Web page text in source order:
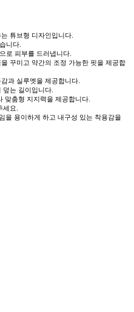
튜브형 디자인입니다.
니다.
로 피부를 드러냅니다.
꾸미고 약간의 조정 가능한 핏을 제공합
과 실루엣을 제공합니다.
덮는 길이입니다.
맞춤형 지지력을 제공합니다.
요.
을 용이하게 하고 내구성 있는 착용감을